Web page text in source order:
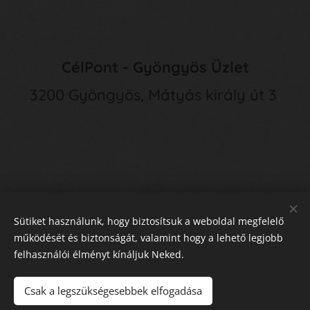
CélPont - Gyöngyös Üzlet
3200 Gyöngyös, Mátyás király út 3
Elállás a Szerződéstől
Sütiket használunk, hogy biztosítsuk a weboldal megfelelő
működését és biztonságát, valamint hogy a lehető legjobb
felhasználói élményt kínáljuk Neked.
Csak a legszükségesebbek elfogadása